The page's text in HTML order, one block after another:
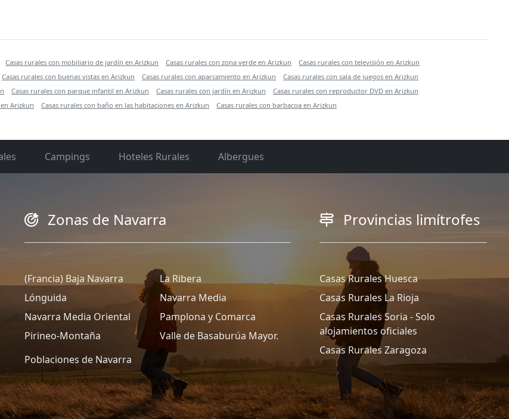
Casas rurales con mobiliario de jardín en Arizkun Casas rurales con zona verde en Arizkun
Casas rurales con televisión en Arizkun
Casas rurales con buenas vistas en Arizkun Casas rurales con aparcamiento en Arizkun
Casas rurales con sala de juegos en Arizkun
Casas rurales con parque infantil en Arizkun Casas rurales con jardín en Arizkun
Casas rurales con reproductor DVD en Arizkun
Arizkun Casas rurales con baño en las habitaciones en Arizkun Casas rurales con barbacoa en Arizkun
Campings Hoteles Rurales Albergues
Zonas de Navarra
(Francia) Baja Navarra
La Ribera
Lónguida
Navarra Media
Navarra Media Oriental
Pamplona y Comarca
Pirineo-Montaña
Valle de Basaburúa Mayor.
Poblaciones de Navarra
Provincias limítrofes
Casas Rurales Huesca
Casas Rurales La Rioja
Casas Rurales Soria - Solo
alojamientos oficiales
Casas Rurales Zaragoza